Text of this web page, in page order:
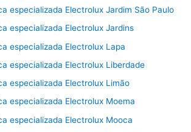
especializada Electrolux Jardim São Paulo
especializada Electrolux Jardins
especializada Electrolux Lapa
especializada Electrolux Liberdade
especializada Electrolux Limão
especializada Electrolux Moema
especializada Electrolux Mooca